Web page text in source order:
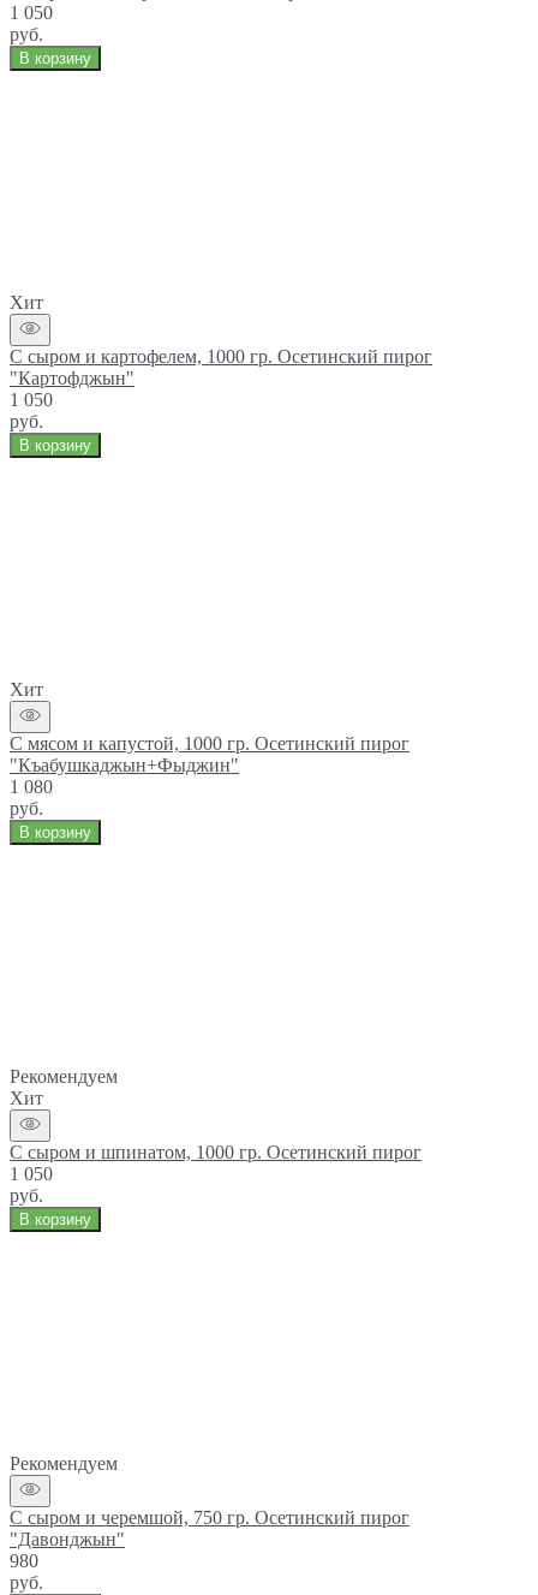
1 050
руб.
В корзину
Хит
С сыром и картофелем, 1000 гр. Осетинский пирог
"Картофджын"
1 050
руб.
В корзину
Хит
С мясом и капустой, 1000 гр. Осетинский пирог
"Къабушкаджын+Фыджин"
1 080
руб.
В корзину
Рекомендуем
Хит
С сыром и шпинатом, 1000 гр. Осетинский пирог
1 050
руб.
В корзину
Рекомендуем
С сыром и черемшой, 750 гр. Осетинский пирог
"Давонджын"
980
руб.